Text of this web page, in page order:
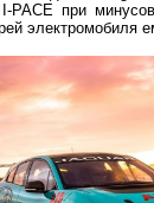
I-PACE при
электромобиля